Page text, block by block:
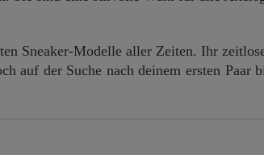
Sneaker-Modelle aller Zeiten. Ihr
auf der Suche nach deinem ersten